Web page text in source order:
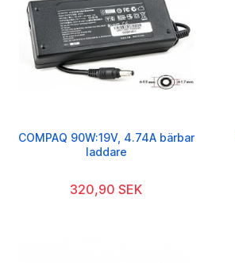
COMPAQ 90W:19V, 4.74A bärbar
laddare
320,90 SEK